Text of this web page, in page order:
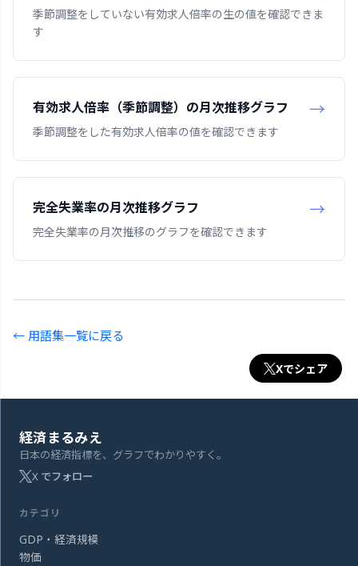
季節調整をしていない有効求人倍率の生の値を確認できま
す
有効求人倍率（季節調整）の月次推移グラフ
季節調整をした有効求人倍率の値を確認できます
完全失業率の月次推移グラフ
完全失業率の月次推移のグラフを確認できます
← 用語集一覧に戻る
Xでシェア
経済まるみえ
日本の経済指標を、グラフでわかりやすく。
X でフォロー
カテゴリ
GDP・経済規模
物価